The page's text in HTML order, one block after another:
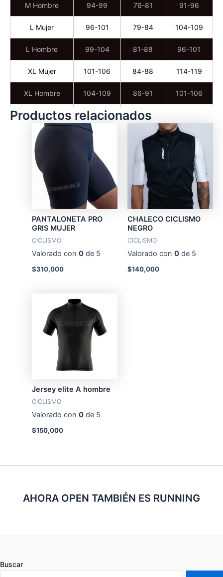
M Hombre 94-99 76-81 91-96
L Mujer 96-101 79-84 104-109
L Hombre 99-104 81-88 96-101
XL Mujer 101-106 84-88 114-119
XL Hombre 104-109 86-91 101-106
XXL Mujer 106-111 88-94
XXL Hombre 109-114 91-96 106-111
Productos relacionados
PANTALONETA PRO
GRIS MUJER
CICLISMO
Valorado con 0de 5
$310,000
CHALECO CICLISMO
NEGRO
CICLISMO
Valorado con 0de 5
$140,000
Jersey elite A hombre
CICLISMO
Valorado con 0de 5
$150,000
AHORA OPEN TAMBIÉN ES RUNNING
Buscar